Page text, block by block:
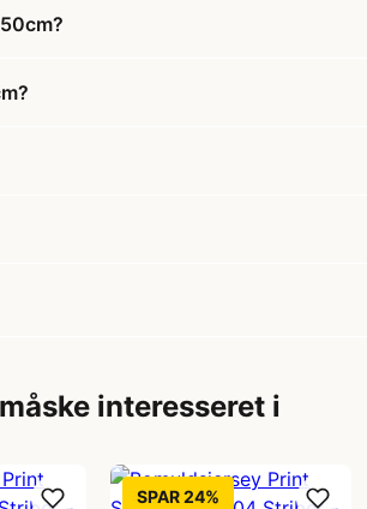
interesseret i
SPAR 24%